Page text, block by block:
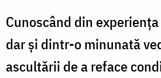
Cunoscând din
dar și dintr-o minunată
ascultării de a reface